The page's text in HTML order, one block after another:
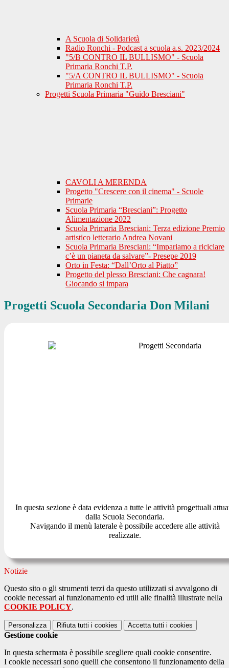
A Scuola di Solidarietà
Radio Ronchi - Podcast a scuola a.s. 2023/2024
"5/B CONTRO IL BULLISMO" - Scuola
Primaria Ronchi T.P.
"5/A CONTRO IL BULLISMO" - Scuola
Primaria Ronchi T.P.
Progetti Scuola Primaria "Guido Bresciani"
CAVOLI A MERENDA
Progetto "Crescere con il cinema" - Scuole
Primarie
Scuola Primaria “Bresciani”: Progetto
Alimentazione 2022
Scuola Primaria Bresciani: Terza edizione Premio
artistico letterario Andrea Novani
Scuola Primaria Bresciani: “Impariamo a riciclare
c’è un pianeta da salvare”- Presepe 2019
Orto in Festa: “Dall’Orto al Piatto”
Progetto del plesso Bresciani: Che cagnara!
Giocando si impara
Progetti Scuola Secondaria Don Milani
In questa sezione è data evidenza a tutte le attività progettuali
dalla Scuola Secondaria.
Navigando il menù laterale è possibile accedere alle attività
realizzate.
Notizie
Questo sito o gli strumenti terzi da questo utilizzati si avvalgono di
cookie necessari al funzionamento ed utili alle finalità illustrate nella
COOKIE POLICY.
Personalizza Rifiuta tutti i cookies Accetta tutti i cookies
Gestione cookie
In questa schermata è possibile scegliere quali cookie consentire.
I cookie necessari sono quelli che consentono il funzionamento della